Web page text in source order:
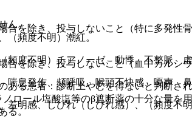
を除き、投与しないこと（特に多発性
を除き、投与しないこと（血中カルシ
る患者：診断上やむを得ないと判断さ
ロール塩酸塩等のβ遮断薬の十分な量
る。
頻度不明）潮紅。
度不明）チアノーゼ、動悸、不整脈、
息発作、頻呼吸、喉頭不快感、嗄声、
明感、しびれ（しびれ感）、（頻度不
ん。